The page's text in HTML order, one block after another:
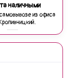
наличными
из офиса